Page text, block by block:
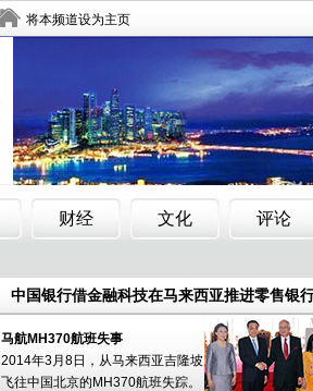
春节车票热卖 小年夜新加坡到马来西亚车票
中国银行借金融科技在马来西亚推进零售银
春节车票热卖 小年夜新加坡到马来西亚车票
做好每一滴水的文章 马来西亚逮
马航MH370航班失事
2014年3月8日，从马来西亚吉隆坡
飞往中国北京的MH370航班失踪。